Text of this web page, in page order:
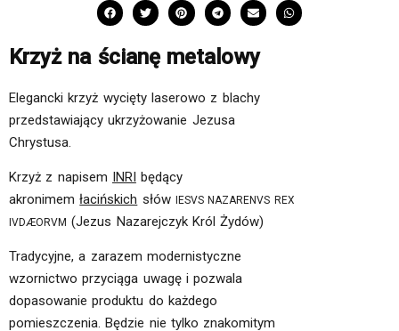
Krzyż na ścianę metalowy
Elegancki krzyż wycięty laserowo z blachy
przedstawiający ukrzyżowanie Jezusa
Chrystusa.
Krzyż z napisem INRI
będący
akronimemłacińskich słów
IESVS NAZARENVS REX
IVDÆORVM (Jezus Nazarejczyk Król Żydów)
Tradycyjne, a zarazem modernistyczne
wzornictwo przyciąga uwagę i pozwala
dopasowanie produktu do każdego
pomieszczenia. Będzie nie tylko znakomitym